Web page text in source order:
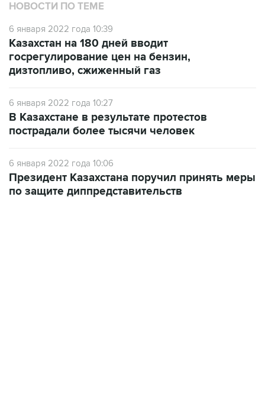
НОВОСТИ ПО ТЕМЕ
6 января 2022 года 10:39
Казахстан на 180 дней вводит
госрегулирование цен на бензин,
дизтопливо, сжиженный газ
6 января 2022 года 10:27
В Казахстане в результате протестов
пострадали более тысячи человек
6 января 2022 года 10:06
Президент Казахстана поручил принять меры
по защите диппредставительств